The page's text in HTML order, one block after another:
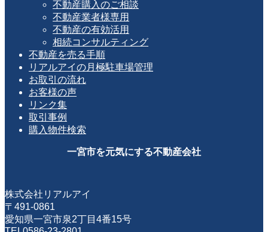
不動産購入のご相談
不動産業者様専用
不動産の有効活用
相続コンサルティング
不動産を売る手順
リアルアイの月極駐車場管理
お取引の流れ
お客様の声
リンク集
取引事例
購入物件検索
一宮市を元気にする不動産会社
株式会社リアルアイ
〒491-0861
愛知県一宮市泉2丁目4番15号